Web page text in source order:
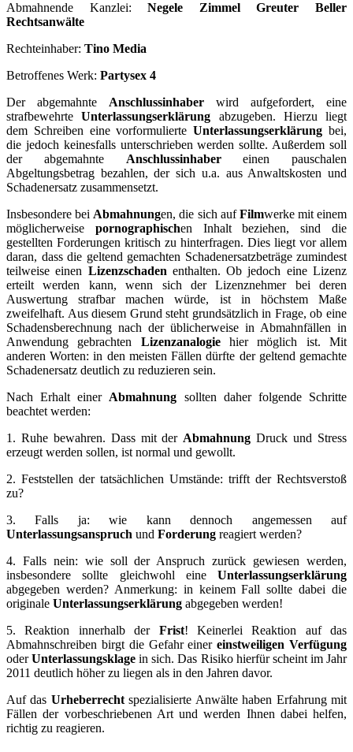
Abmahnende Kanzlei:Negele Zimmel Greuter Beller
Rechtsanwälte
Rechteinhaber: Tino Media
Betroffenes Werk: Partysex 4
Der abgemahnte Anschlussinhaber wird aufgefordert, eine
strafbewehrteUnterlassungserklärung abzugeben. Hierzu liegt
dem Schreiben eine vorformulierteUnterlassungserklärung bei,
die jedoch keinesfalls unterschrieben werden sollte. Außerdem soll
der abgemahnte Anschlussinhabereinen pauschalen
Abgeltungsbetrag bezahlen, der sich u.a. aus Anwaltskosten und
Schadenersatz zusammensetzt.
Insbesondere beiAbmahnungen, die sich aufFilmwerke mit einem
möglicherweise pornographischen Inhalt beziehen, sind die
gestellten Forderungen kritisch zu hinterfragen. Dies liegt vor allem
daran, dass die geltend gemachten Schadenersatzbeträge zumindest
teilweise einen Lizenzschadenenthalten. Ob jedoch eine Lizenz
erteilt werden kann, wenn sich der Lizenznehmer bei deren
Auswertung strafbar machen würde, ist in höchstem Maße
zweifelhaft. Aus diesem Grund steht grundsätzlich in Frage, ob eine
Schadensberechnung nach der üblicherweise in Abmahnfällen in
Anwendung gebrachten Lizenzanalogiehier möglich ist. Mit
anderen Worten: in den meisten Fällen dürfte der geltend gemachte
Schadenersatz deutlich zu reduzieren sein.
Nach Erhalt einerAbmahnung sollten daher folgende Schritte
beachtet werden:
1. Ruhe bewahren. Dass mit derAbmahnung Druck und Stress
erzeugt werden sollen, ist normal und gewollt.
2. Feststellen der tatsächlichen Umstände: trifft der Rechtsverstoß
zu?
3. Falls ja: wie kann dennoch angemessen auf
Unterlassungsanspruch und Forderung reagiert werden?
4. Falls nein: wie soll der Anspruch zurück gewiesen werden,
insbesondere sollte gleichwohl eine Unterlassungserklärung
abgegeben werden? Anmerkung: in keinem Fall sollte dabei die
originale Unterlassungserklärung abgegeben werden!
5. Reaktion innerhalb der Frist! Keinerlei Reaktion auf das
Abmahnschreiben birgt die Gefahr einereinstweiligen Verfügung
oderUnterlassungsklage in sich. Das Risiko hierfür scheint im Jahr
2011 deutlich höher zu liegen als in den Jahren davor.
Auf das Urheberrechtspezialisierte Anwälte haben Erfahrung mit
Fällen der vorbeschriebenen Art und werden Ihnen dabei helfen,
richtig zu reagieren.